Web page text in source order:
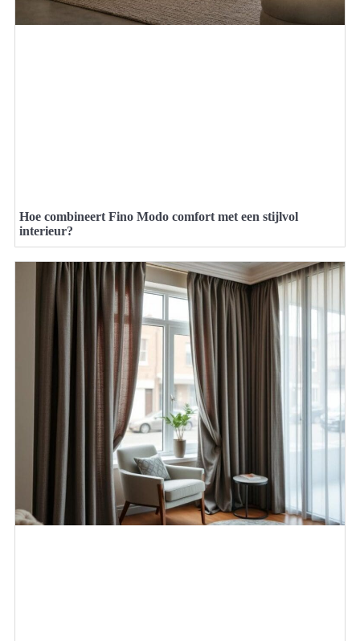
Hoe combineert Fino Modo comfort met een stijlvol
interieur?